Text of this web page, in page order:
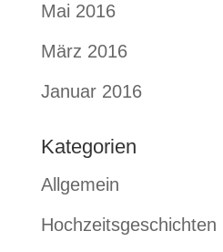
Mai 2016
März 2016
Januar 2016
Kategorien
Allgemein
Hochzeitsgeschichten